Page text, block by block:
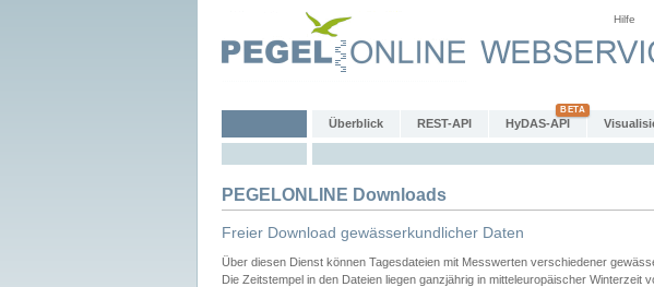
Hilfe
Überblick REST-API HyDAS-API
PEGELONLINE Downloads
Freier Download gewässerkundlicher Daten
Über diesen Dienst können Tagesdateien mit Messwerten verschiedener
Die Zeitstempel in den Dateien liegen ganzjährig in mitteleuropäischer Winterzeit